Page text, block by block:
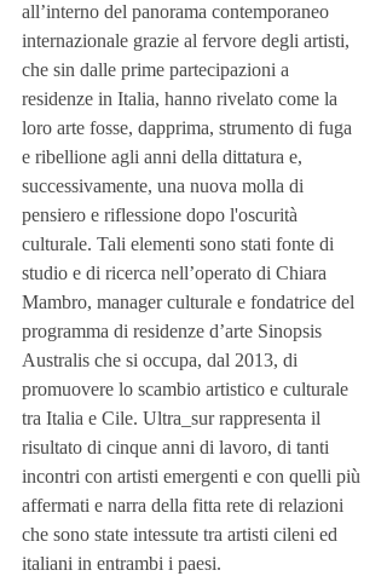
all’interno del panorama contemporaneo
internazionale grazie al fervore degli artisti,
che sin dalle prime partecipazioni a
residenze in Italia, hanno rivelato come la
loro arte fosse, dapprima, strumento di fuga
e ribellione agli anni della dittatura e,
successivamente, una nuova molla di
pensiero e riflessione dopo l'oscurità
culturale. Tali elementi sono stati fonte di
studio e di ricerca nell’operato di Chiara
Mambro, manager culturale e fondatrice del
programma di residenze d’arte Sinopsis
Australis che si occupa, dal 2013, di
promuovere lo scambio artistico e culturale
tra Italia e Cile. Ultra_sur rappresenta il
risultato di cinque anni di lavoro, di tanti
incontri con artisti emergenti e con quelli più
affermati e narra della fitta rete di relazioni
che sono state intessute tra artisti cileni ed
italiani in entrambi i paesi.